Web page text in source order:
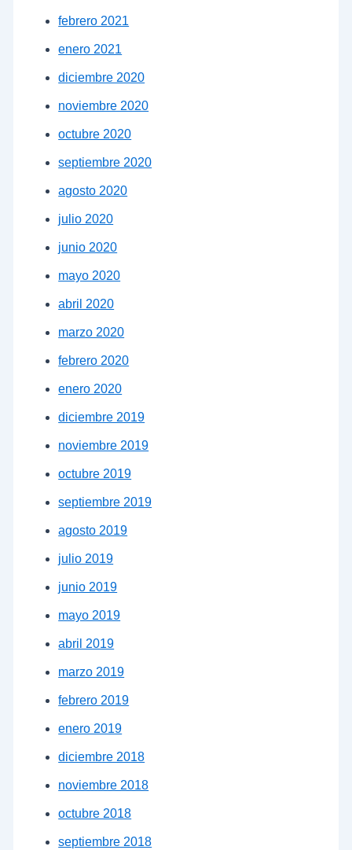
febrero 2021
enero 2021
diciembre 2020
noviembre 2020
octubre 2020
septiembre 2020
agosto 2020
julio 2020
junio 2020
mayo 2020
abril 2020
marzo 2020
febrero 2020
enero 2020
diciembre 2019
noviembre 2019
octubre 2019
septiembre 2019
agosto 2019
julio 2019
junio 2019
mayo 2019
abril 2019
marzo 2019
febrero 2019
enero 2019
diciembre 2018
noviembre 2018
octubre 2018
septiembre 2018